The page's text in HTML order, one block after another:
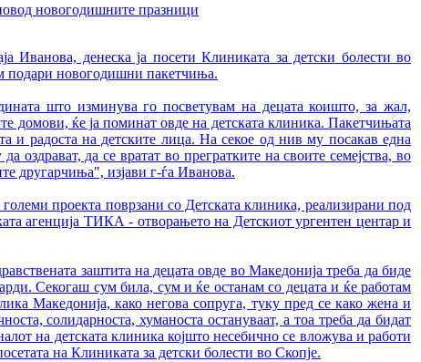
новогодишните празници
Иванова, денеска ја посети Клиниката за детски болести во
подари новогодишни пакетчиња.
што изминува го посветувам на децата коишто, за жал,
домови, ќе ја поминат овде на детската клиника. Пакетчињата
и радоста на детските лица. На секое од нив му посакав една
оздрават, да се вратат во прегратките на своите семејства, во
другарчиња", изјави г-ѓа Иванова.
проекта поврзани со Детската клиника, реализирани под
агенција ТИКА - отворањето на Детскиот ургентен центар и
заштита на децата овде во Македонија треба да биде
Секогаш сум била, сум и ќе останам со децата и ќе работам
Македонија, како негова сопруга, туку пред се како жена и
солидарноста, хуманоста остануваат, а тоа треба да бидат
на детската клиника којшто несебично се вложува и работи
на Клиниката за детски болести во Скопје.